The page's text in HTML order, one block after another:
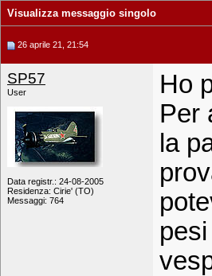
Visualizza messaggio singolo
26 aprile 21, 21:54
SP57
User
Data registr.: 24-08-2005
Residenza: Cirie' (TO)
Messaggi: 764
Ho
Per
la